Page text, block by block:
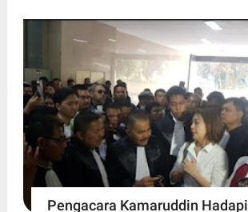
Pengacara Kamaruddin Hadapi